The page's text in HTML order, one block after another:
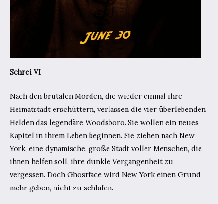
Schrei VI
Nach den brutalen Morden, die wieder einmal ihre
Heimatstadt erschüttern, verlassen die vier überlebenden
Helden das legendäre Woodsboro. Sie wollen ein neues
Kapitel in ihrem Leben beginnen. Sie ziehen nach New
York, eine dynamische, große Stadt voller Menschen, die
ihnen helfen soll, ihre dunkle Vergangenheit zu
vergessen. Doch Ghostface wird New York einen Grund
mehr geben, nicht zu schlafen.